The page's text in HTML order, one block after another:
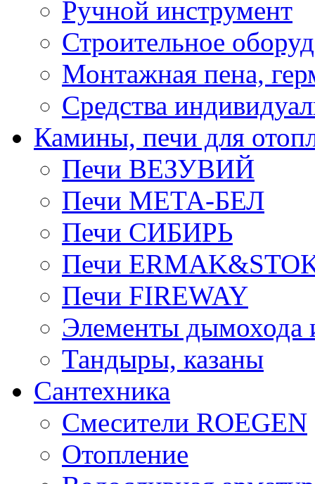
Ручной инструмент
Строительное
Монтажная пена,
Средства
Камины, печи для
Печи ВЕЗУВИЙ
Печи МЕТА-БЕЛ
Печи СИБИРЬ
Печи
Печи FIREWAY
Элементы дымохода
Тандыры, казаны
Сантехника
Смесители ROEGEN
Отопление